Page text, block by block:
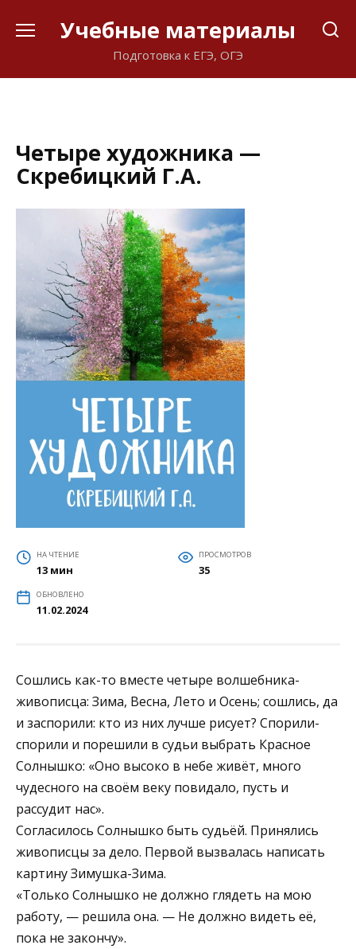
Учебные материалы
Подготовка к ЕГЭ, ОГЭ
Четыре художника —
Скребицкий Г.А.
НА ЧТЕНИЕ
13 мин
ПРОСМОТРОВ
35
ОБНОВЛЕНО
11.02.2024
Сошлись как-то вместе четыре волшебника-
живописца: Зима, Весна, Лето и Осень; сошлись, да
и заспорили: кто из них лучше рисует? Спорили-
спорили и порешили в судьи выбрать Красное
Солнышко: «Оно высоко в небе живёт, много
чудесного на своём веку повидало, пусть и
рассудит нас».
Согласилось Солнышко быть судьёй. Принялись
живописцы за дело. Первой вызвалась написать
картину Зимушка-Зима.
«Только Солнышко не должно глядеть на мою
работу, — решила она. — Не должно видеть её,
пока не закончу».